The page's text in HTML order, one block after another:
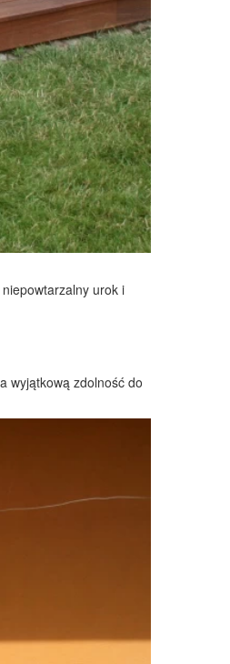
urok i
wyjątkową zdolność do